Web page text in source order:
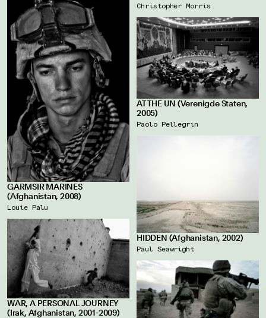
Christopher Morris
GARMSIR MARINES
(Afghanistan, 2008)
Louie Palu
AT THE UN (Verenigde Staten,
2005)
Paolo Pellegrin
HIDDEN (Afghanistan, 2002)
Paul Seawright
WAR, A PERSONAL JOURNEY
(Irak, Afghanistan, 2001-2009)